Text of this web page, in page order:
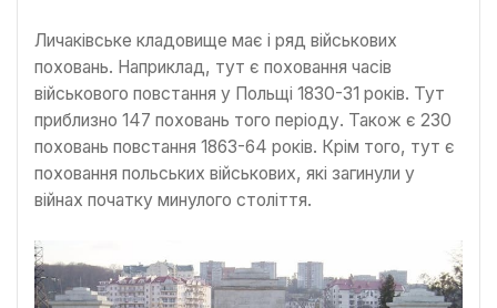
Личаківське кладовище має і ряд військових
поховань. Наприклад, тут є поховання часів
військового повстання у Польщі 1830-31 років. Тут
приблизно 147 поховань того періоду. Також є 230
поховань повстання 1863-64 років. Крім того, тут є
поховання польських військових, які загинули у
війнах початку минулого століття.